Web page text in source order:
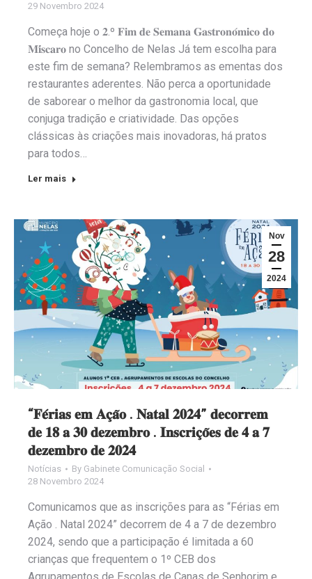
29 Novembro 2024
Começa hoje o 𝟐.º 𝐅𝐢𝐦 𝐝𝐞 𝐒𝐞𝐦𝐚𝐧𝐚 𝐆𝐚𝐬𝐭𝐫𝐨𝐧𝐨́𝐦𝐢𝐜𝐨 𝐝𝐨
𝐌𝐢́𝐬𝐜𝐚𝐫𝐨 no Concelho de Nelas Já tem escolha para
este fim de semana? Relembramos as ementas dos
restaurantes aderentes. Não perca a oportunidade
de saborear o melhor da gastronomia local, que
conjuga tradição e criatividade. Das opções
clássicas às criações mais inovadoras, há pratos
para todos…
Ler mais
Nov
28
2024
“𝐅𝐞́𝐫𝐢𝐚𝐬 𝐞𝐦 𝐀𝐜̧𝐚̃𝐨 . 𝐍𝐚𝐭𝐚𝐥 𝟐𝟎𝟐𝟒” 𝐝𝐞𝐜𝐨𝐫𝐫𝐞𝐦
𝐝𝐞 𝟏𝟖 𝐚 𝟑𝟎 𝐝𝐞𝐳𝐞𝐦𝐛𝐫𝐨 . 𝐈𝐧𝐬𝐜𝐫𝐢𝐜̧𝐨̃𝐞𝐬 𝐝𝐞 𝟒 𝐚 𝟕
𝐝𝐞𝐳𝐞𝐦𝐛𝐫𝐨 𝐝𝐞 𝟐𝟎𝟐𝟒
Notícias By Gabinete Comunicação Social
28 Novembro 2024
Comunicamos que as inscrições para as “Férias em
Ação . Natal 2024” decorrem de 4 a 7 de dezembro
2024, sendo que a participação é limitada a 60
crianças que frequentem o 1º CEB dos